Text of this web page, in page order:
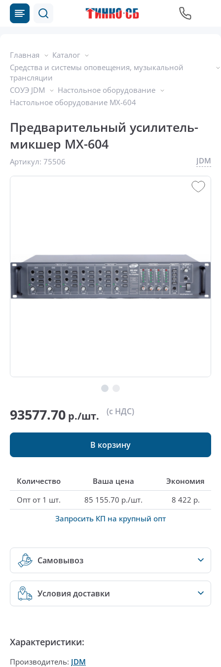
Главная
Каталог
Средства и системы оповещения, музыкальной
трансляции
СОУЭ JDM
Настольное оборудование
Настольное оборудование MX-604
Предварительный усилитель-
микшер MX-604
Артикул: 75506 JDM
93577.70 р./шт. (с НДС)
В корзину
Количество Ваша цена
Экономия
Опт от 1 шт.
85 155.70 р./шт.
8 422 р.
Запросить КП на крупный опт
Самовывоз
Условия доставки
Характеристики:
Производитель: JDM